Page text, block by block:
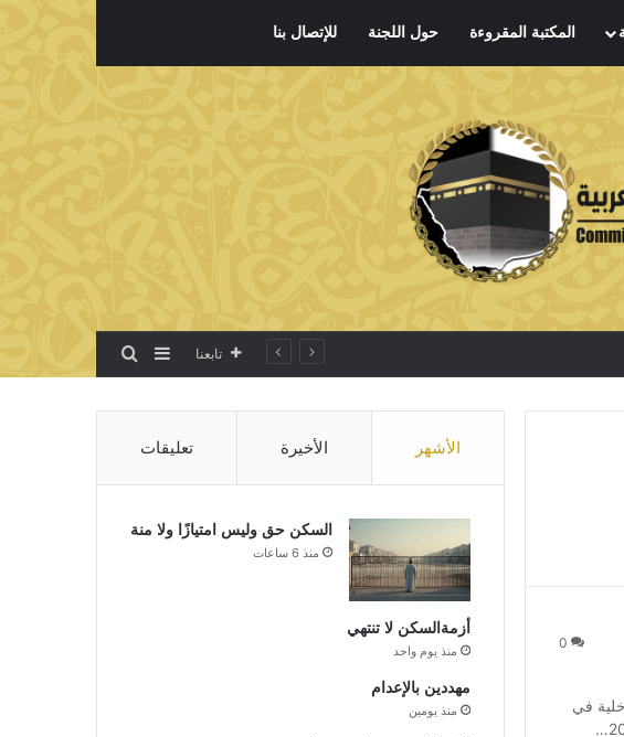
المكتبة المقروءة حول اللجنة للإتصال بنا
تابعنا إضافة عمود جانبي
بحث عن
0
في
الأشهر الأخيرة تعليقات
السكن حق وليس امتيازًا ولا منة
منذ 6 ساعات
أزمةالسكن لا تنتهي
منذ يوم واحد
مهددين بالإعدام
منذ يومين